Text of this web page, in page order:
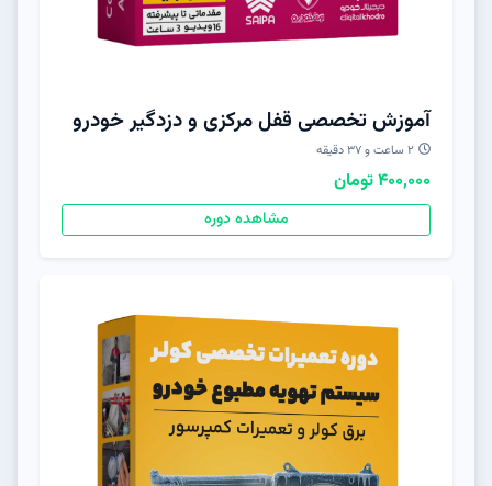
آموزش تخصصی قفل مرکزی و دزدگیر خودرو
۲ ساعت و ۳۷ دقیقه
400,000 تومان
مشاهده دوره